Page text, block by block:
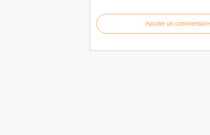
Ajouter un commentaire